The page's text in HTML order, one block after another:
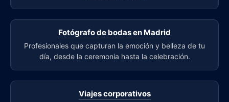
Fotógrafo de bodas en Madrid
Profesionales que capturan la emoción y belleza de tu
día, desde la ceremonia hasta la celebración.
Viajes corporativos